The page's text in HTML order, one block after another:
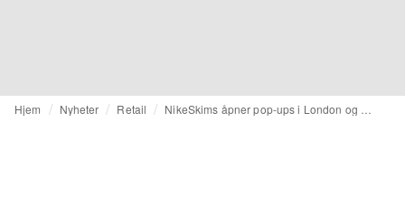
Hjem Nyheter Retail